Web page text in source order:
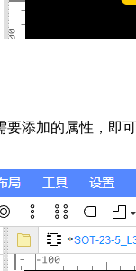
添加的属性，即可